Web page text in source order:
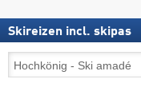
Skireizen incl. skipas
incl.